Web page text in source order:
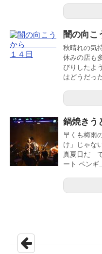
闇の向
秋晴れの気
休みの店も
びりしたよ
はどうだっ
鍋焼き
早くも梅雨
け」じゃな
真夏日だ
ート ペンギ...